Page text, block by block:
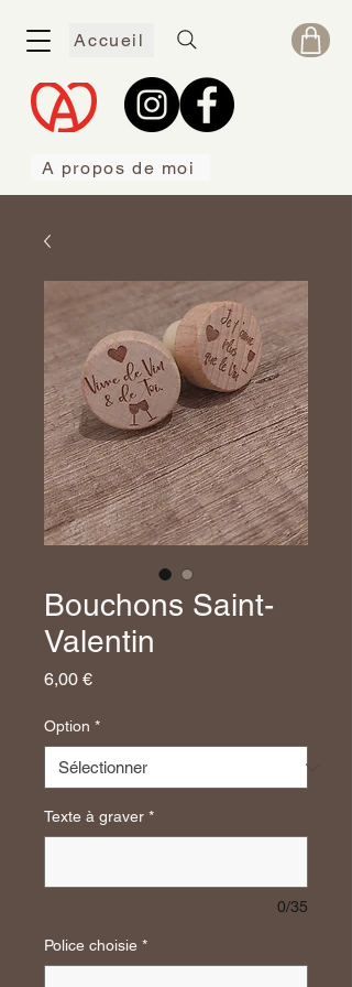
Accueil
A propos de moi
Bouchons Saint-
Valentin
6,00 €Prix
Option *
Texte à graver *
0/35
Police choisie *